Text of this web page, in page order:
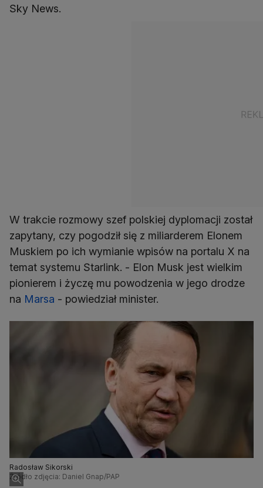
Sky News.
W trakcie rozmowy szef polskiej dyplomacji został
zapytany, czy pogodził się z miliarderem Elonem
Muskiem po ich wymianie wpisów na portalu X na
temat systemu Starlink. - Elon Musk jest wielkim
pionierem i życzę mu powodzenia w jego drodze
na Marsa - powiedział minister.
Radosław Sikorski
Źródło zdjęcia: Daniel Gnap/PAP